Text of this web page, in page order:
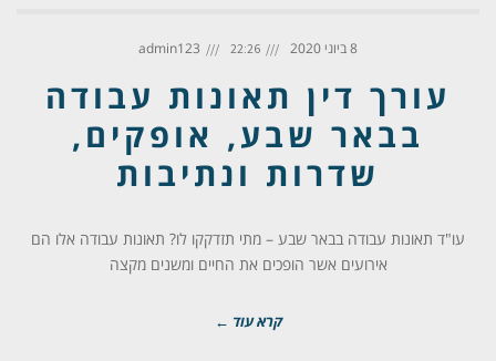
8 ביוני 2020 22:26
admin123
עורך דין תאונות עבודה
בבאר שבע, אופקים,
שדרות ונתיבות
עו"ד תאונות עבודה בבאר שבע – מתי תזדקקו לו? תאונות עבודה אלו הם
אירועים אשר הופכים את החיים ומשנים מקצה
קרא עוד ←